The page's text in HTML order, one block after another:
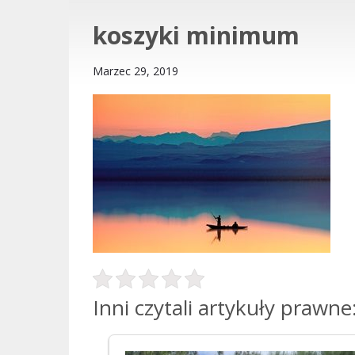
koszyki minimum
Marzec 29, 2019
Inni czytali artykuły